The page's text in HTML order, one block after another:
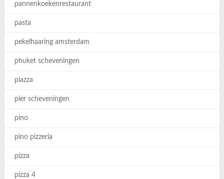
pannenkoekenrestaurant
pasta
pekelhaaring amsterdam
phuket scheveningen
piazza
pier scheveningen
pino
pino pizzeria
pizza
pizza 4